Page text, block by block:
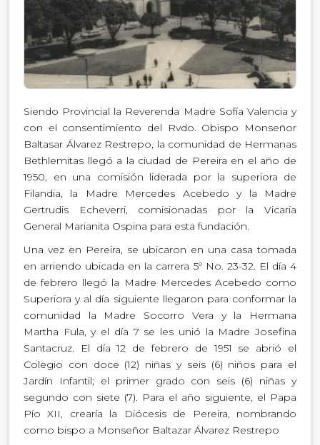
Siendo Provincial la Reverenda Madre Sofía Valencia y
con el consentimiento del Rvdo. Obispo Monseñor
Baltasar Álvarez Restrepo, la comunidad de Hermanas
Bethlemitas llegó a la ciudad de Pereira en el año de
1950, en una comisión liderada por la superiora de
Filandia, la Madre Mercedes Acebedo y la Madre
Gertrudis Echeverri, comisionadas por la Vicaria
General Marianita Ospina para esta fundación.
Una vez en Pereira, se ubicaron en una casa tomada
en arriendo ubicada en la carrera 5º No. 23-32. El día 4
de febrero llegó la Madre Mercedes Acebedo como
Superiora y al día siguiente llegaron para conformar la
comunidad la Madre Socorro Vera y la Hermana
Martha Fula, y el día 7 se les unió la Madre Josefina
Santacruz. El día 12 de febrero de 1951 se abrió el
Colegio con doce (12) niñas y seis (6) niños para el
Jardín Infantil; el primer grado con seis (6) niñas y
segundo con siete (7). Para el año siguiente, el Papa
Pío XII, crearía la Diócesis de Pereira, nombrando
como bispo a Monseñor Baltazar Álvarez Restrepo